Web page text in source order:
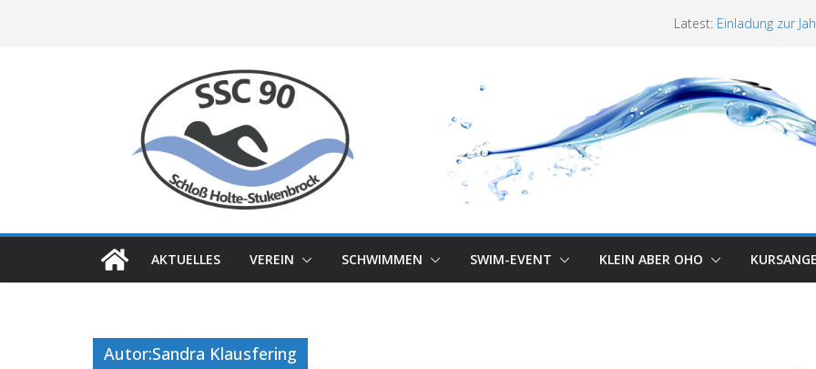
Latest: Einladung zur
Protokoll der
Masters starten
AKTUELLES VEREIN SCHWIMMEN SWIM-EVENT KLEIN ABER OHO
Autor:Sandra Klausfering